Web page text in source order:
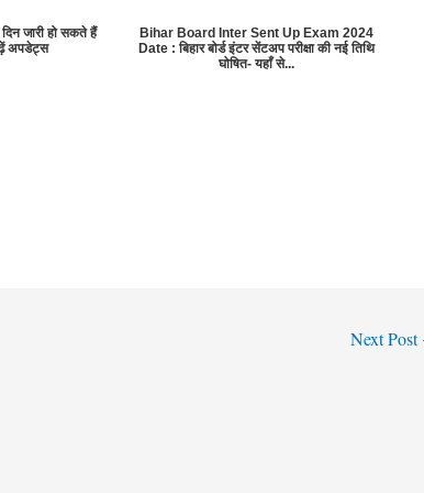
जारी हो सकते हैं
अपडेट्स
Bihar Board Inter Sent Up Exam 2024
Date : बिहार बोर्ड इंटर सेंटअप परीक्षा की नई तिथि
घोषित- यहाँ से...
Next Post